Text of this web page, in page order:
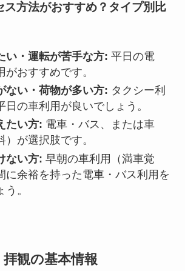
ス方法がおすすめ？タイプ別比
い・運転が苦手な方: 平日の電
がおすすめです。
ない・荷物が多い方: タクシー利
日の車利用が良いでしょう。
たい方: 電車・バス、または車
）が選択肢です。
ない方: 早朝の車利用（満車覚
に余裕を持った電車・バス利用を
。
拝観の基本情報